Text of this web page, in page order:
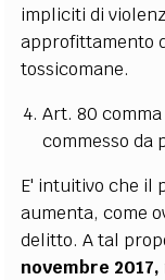
impliciti di
approfittamento
tossicomane.
Art. 80
commesso da
E' intuitivo che il
aumenta, come
delitto. A tal
novembre 2017,